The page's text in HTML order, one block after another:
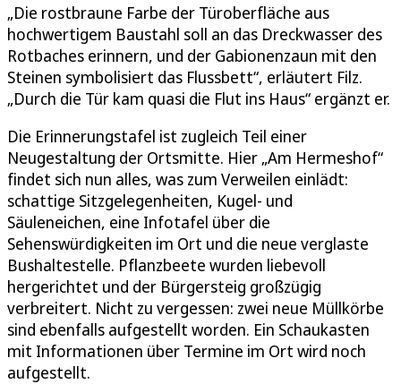
„Die rostbraune Farbe der Türoberfläche aus
hochwertigem Baustahl soll an das Dreckwasser des
Rotbaches erinnern, und der Gabionenzaun mit den
Steinen symbolisiert das Flussbett“, erläutert Filz.
„Durch die Tür kam quasi die Flut ins Haus“ ergänzt er.
Die Erinnerungstafel ist zugleich Teil einer
Neugestaltung der Ortsmitte. Hier „Am Hermeshof“
findet sich nun alles, was zum Verweilen einlädt:
schattige Sitzgelegenheiten, Kugel- und
Säuleneichen, eine Infotafel über die
Sehenswürdigkeiten im Ort und die neue verglaste
Bushaltestelle. Pflanzbeete wurden liebevoll
hergerichtet und der Bürgersteig großzügig
verbreitert. Nicht zu vergessen: zwei neue Müllkörbe
sind ebenfalls aufgestellt worden. Ein Schaukasten
mit Informationen über Termine im Ort wird noch
aufgestellt.